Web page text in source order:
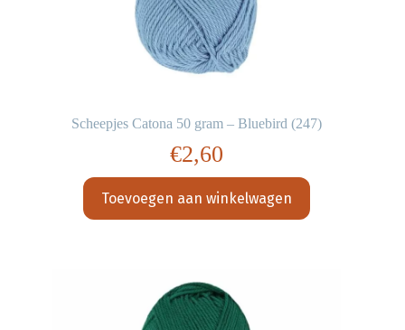
Scheepjes Catona 50 gram – Bluebird (247)
€2,60
Toevoegen aan winkelwagen